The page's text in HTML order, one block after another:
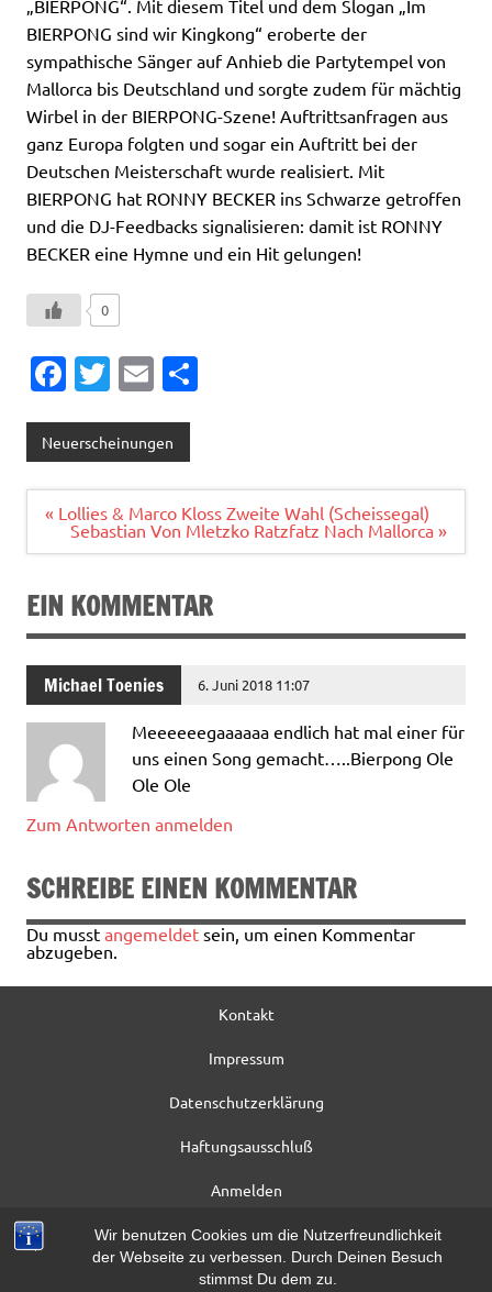
Wir benutzen Cookies um die Nutzerfreundlichkeit
der Webseite zu verbessen. Durch Deinen Besuch
stimmst Du dem zu.
„BIERPONG“. Mit diesem Titel und dem Slogan „Im
BIERPONG sind wir Kingkong“ eroberte der
sympathische Sänger auf Anhieb die Partytempel von
Mallorca bis Deutschland und sorgte zudem für mächtig
Wirbel in der BIERPONG-Szene! Auftrittsanfragen aus
ganz Europa folgten und sogar ein Auftritt bei der
Deutschen Meisterschaft wurde realisiert. Mit
BIERPONG hat RONNY BECKER ins Schwarze getroffen
und die DJ-Feedbacks signalisieren: damit ist RONNY
BECKER eine Hymne und ein Hit gelungen!
0
Fa
e
b
o
o
k
T
it
te
r
E
ai
l
n
Neuerscheinungen
Beitragsnavigation
« Lollies & Marco Kloss Zweite Wahl (Scheissegal)
Sebastian Von Mletzko Ratzfatz Nach Mallorca »
EIN KOMMENTAR
Michael Toenies 6. Juni 2018 11:07
Meeeeeegaaaaaa endlich hat mal einer für
uns einen Song gemacht…..Bierpong Ole
Ole Ole
Zum Antworten anmelden
SCHREIBE EINEN KOMMENTAR
Du musst angemeldet sein, um einen Kommentar
abzugeben.
Kontakt
Impressum
Datenschutzerklärung
Haftungsausschluß
Anmelden
Registrieren
Beitrag*